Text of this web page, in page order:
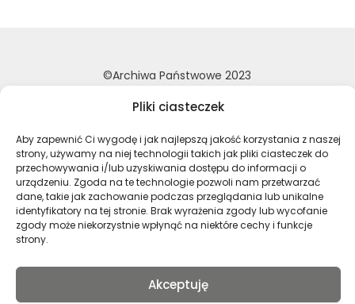
Pliki ciasteczek
Aby zapewnić Ci wygodę i jak najlepszą jakość korzystania z naszej
strony, używamy na niej technologii takich jak pliki ciasteczek do
przechowywania i/lub uzyskiwania dostępu do informacji o
urządzeniu. Zgoda na te technologie pozwoli nam przetwarzać
dane, takie jak zachowanie podczas przeglądania lub unikalne
identyfikatory na tej stronie. Brak wyrażenia zgody lub wycofanie
zgody może niekorzystnie wpłynąć na niektóre cechy i funkcje
strony.
Akceptuję
©Archiwa Państwowe 2023
Polityka prywatności
Mapa strony
Profil Archiwa Państwowe w
Profil Archiwa Państwowe
Profil Archiwa
Profil Archiwa
Polski